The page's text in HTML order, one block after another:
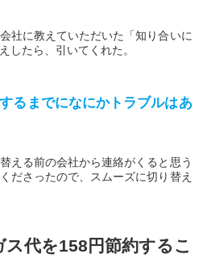
社に教えていただいた「知り合いに
したら、引いてくれた。
るまでになにかトラブルはあ
える前の会社から連絡がくると思う
ださったので、スムーズに切り替え
代を158円節約するこ